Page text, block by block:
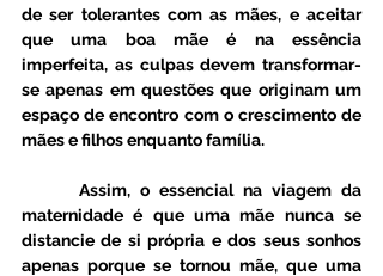
de ser tolerantes com as mães, e aceitar
que uma boa mãe é na essência
imperfeita, as culpas devem transformar-
se apenas em questões que originam um
espaço de encontro com o crescimento de
mães e filhos enquanto família.
maternidade é que uma mãe nunca se
distancie de si própria e dos seus sonhos
apenas porque se tornou mãe, que uma